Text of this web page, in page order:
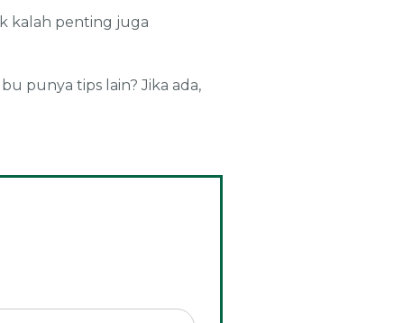
kalah penting juga
punya tips lain? Jika ada,